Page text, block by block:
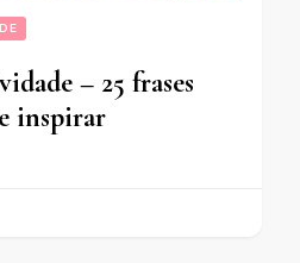
– 25 frases
inspirar